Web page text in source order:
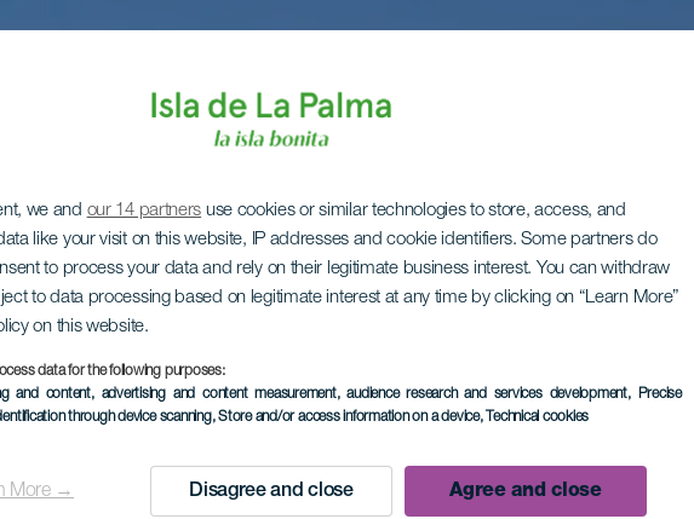
we and our 14 partners use cookies or similar technologies to store, access, and
like your visit on this website, IP addresses and cookie identifiers. Some partners do
to process your data and rely on their legitimate business interest. You can withdraw
to data processing based on legitimate interest at any time by clicking on “Learn More”
on this website.
data for the following purposes:
and content, advertising and content measurement, audience research and services development, Precise
through device scanning, Store and/or access information on a device, Technical cookies
More → Disagree and close Agree and close